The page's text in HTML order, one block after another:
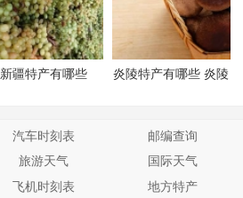
新疆特产有哪些
炎陵特产有哪些 炎陵
汽车时刻表
邮编查询
旅游天气
国际天气
飞机时刻表
地方特产